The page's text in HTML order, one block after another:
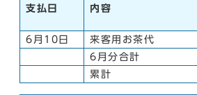
支払日 内容
6月10日
来客用お茶代
6月分合計
累計